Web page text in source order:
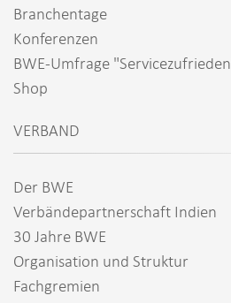
Branchentage
Konferenzen
BWE-Umfrage
Shop
VERBAND
Der BWE
Verbändepartnerschaft Indien
30 Jahre BWE
Organisation und Struktur
Fachgremien